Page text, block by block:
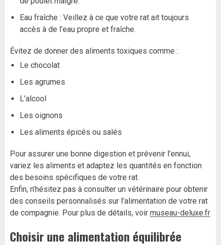
Eau fraîche : Veillez à ce que votre rat ait toujours
accès à de l’eau propre et fraîche.
Évitez de donner des aliments toxiques comme :
Le chocolat
Les agrumes
L’alcool
Les oignons
Les aliments épicés ou salés
Pour assurer une bonne digestion et prévenir l’ennui,
variez les aliments et adaptez les quantités en fonction
des besoins spécifiques de votre rat.
Enfin, n’hésitez pas à consulter un vétérinaire pour obtenir
des conseils personnalisés sur l’alimentation de votre rat
de compagnie. Pour plus de détails, voir museau-deluxe.fr
Choisir une alimentation équilibrée